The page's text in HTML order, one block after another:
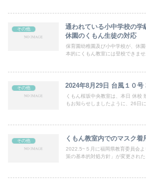
その他
通われている小中学校の学
休園のくもん生徒の対応
保育園幼稚園及び小中学校が、休
本的にくもん教室には登校できませ
その他
くもん桜坂中央教室は、本日 休校
もお知らせしましたように、26日に
その他 くもん教室内でのマスク着
2022.5~５月に福岡県教育委員会
策の基本的対処方針」が変更された